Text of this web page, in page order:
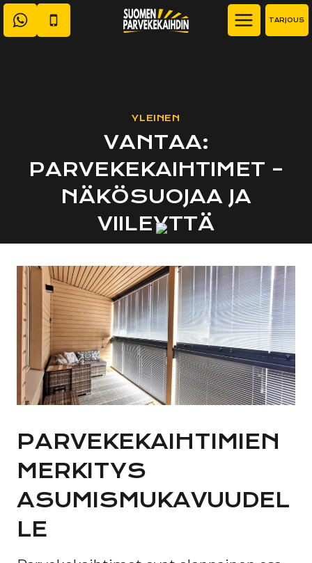
Siirry
sisältöön
TARJOUS
YLEINEN
VANTAA:
PARVEKEKAIHTIMET –
NÄKÖSUOJAA JA
VIILEYTTÄ
PARVEKEKAIHTIMIEN
MERKITYS
ASUMISMUKAVUUDEL
LE